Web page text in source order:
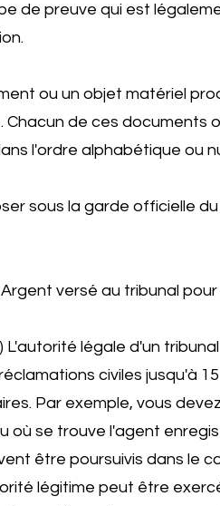
de preuve qui est
ou un objet matériel
Chacun de ces documents
l'ordre alphabétique ou
sous la garde officielle
versé au tribunal
L'autorité légale d'un
civiles jusqu'à
Par exemple, vous
où se trouve l'agent
être poursuivis dans le
légitime peut être